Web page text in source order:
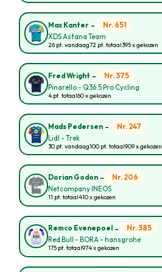
Max Kanter - Nr. 651
XDS Astana Team
26 pt. vandaag72 pt. totaal395 x gekozen
Fred Wright - Nr. 375
Pinarello - Q36.5 Pro Cycling
4 pt. totaal60 x gekozen
Mads Pedersen - Nr. 247
Lidl - Trek
30 pt. vandaag100 pt. totaal909 x gekozen
Dorian Godon - Nr. 206
Netcompany INEOS
11 pt. totaal410 x gekozen
Remco Evenepoel - Nr. 385
Red Bull - BORA - hansgrohe
175 pt. totaal974 x gekozen